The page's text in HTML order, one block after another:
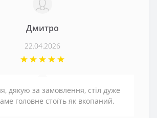
Дмитро
22.04.2026
дякую за замовлення, стіл дуже
головне стоїть як вкопаний.